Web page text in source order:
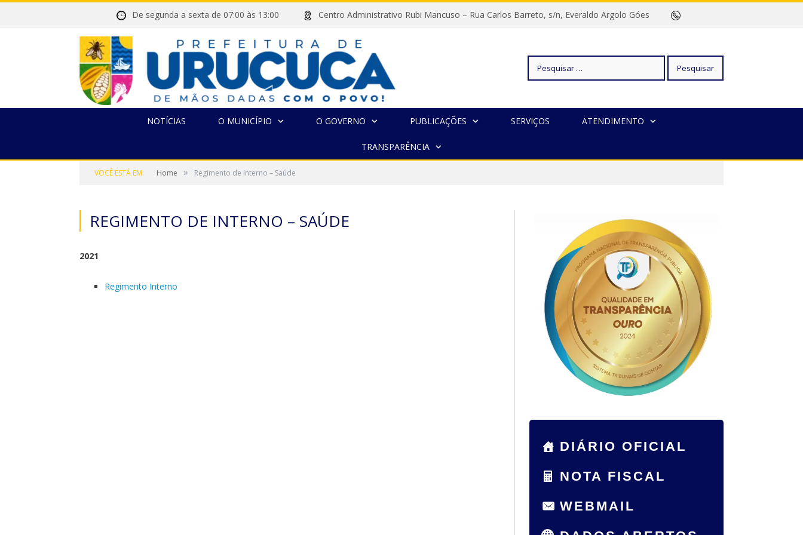
De segunda a sexta de 07:00 às 13:00 Centro Administrativo Rubi Mancuso – Rua Carlos Barreto, s/n, Everaldo Argolo Góes
Pesquisar
NOTÍCIAS O MUNICÍPIO O GOVERNO PUBLICAÇÕES SERVIÇOS ATENDIMENTO
TRANSPARÊNCIA
VOCÊ ESTÁ EM: Home » Regimento de Interno – Saúde
REGIMENTO DE INTERNO – SAÚDE
2021
Regimento Interno
DIÁRIO OFICIAL
NOTA FISCAL
WEBMAIL